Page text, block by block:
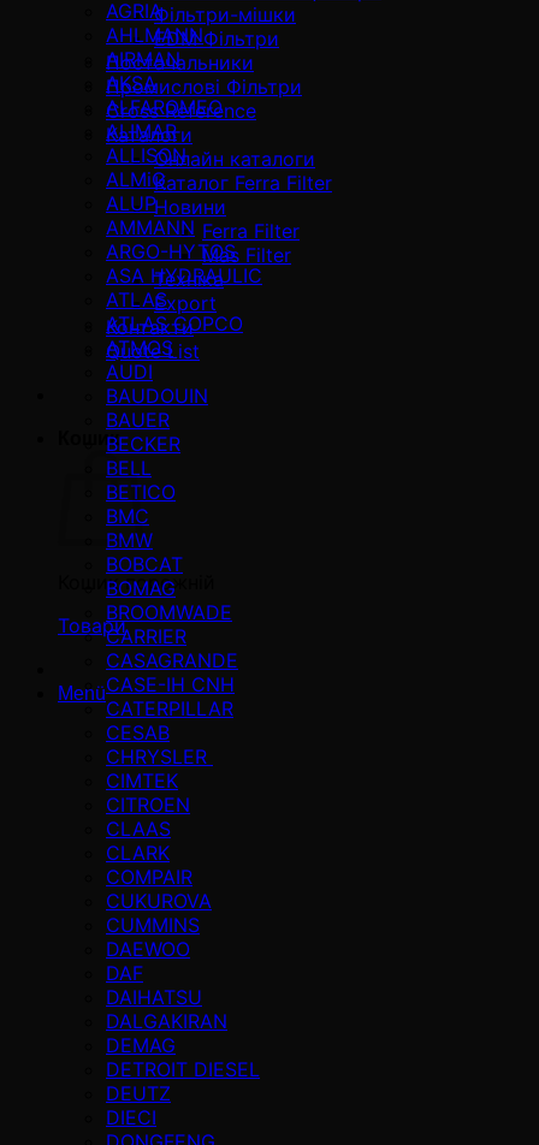
Фільтри-мішки
EDM Фільтри
Постачальники
Промислові Фільтри
Cross Reference
Каталоги
Онлайн каталоги
Каталог Ferra Filter
Новини
Ferra Filter
Mas Filter
Техніка
Export
Контакти
Quote List
Кошик
Кошик порожній
Товари
Menü
AGRIA
AHLMANN
AIRMAN
AKSA
ALFAROMEO
ALIMAR
ALLISON
ALMiG
ALUP
AMMANN
ARGO-HYTOS
ASA HYDRAULIC
ATLAS
ATLAS COPCO
ATMOS
AUDI
BAUDOUIN
BAUER
BECKER
BELL
BETICO
BMC
BMW
BOBCAT
BOMAG
BROOMWADE
CARRIER
CASAGRANDE
CASE-IH CNH
CATERPILLAR
CESAB
CHRYSLER
CIMTEK
CITROEN
CLAAS
CLARK
COMPAIR
CUKUROVA
CUMMINS
DAEWOO
DAF
DAIHATSU
DALGAKIRAN
DEMAG
DETROIT DIESEL
DEUTZ
DIECI